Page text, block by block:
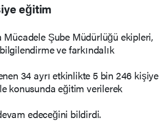
eğitim
Şube Müdürlüğü ekipleri,
ve farkındalık
34 ayrı etkinlikte 5 bin 246 kişiye
konusunda eğitim verilerek
edeceğini bildirdi.